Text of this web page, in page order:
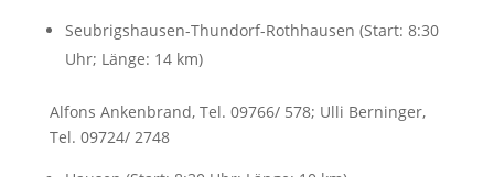
Seubrigshausen-Thundorf-Rothhausen (Start: 8:30
Uhr; Länge: 14 km)
Alfons Ankenbrand, Tel. 09766/ 578; Ulli Berninger,
Tel. 09724/ 2748